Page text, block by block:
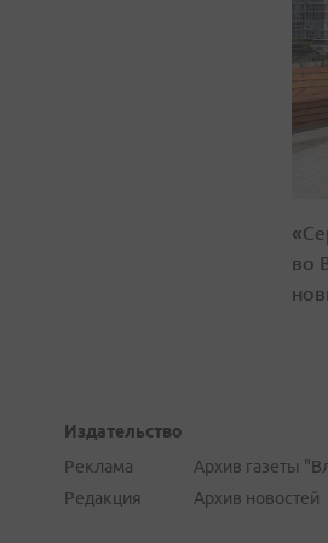
во
Издательство
Реклама
Редакция
Архив газеты
Архив новостей